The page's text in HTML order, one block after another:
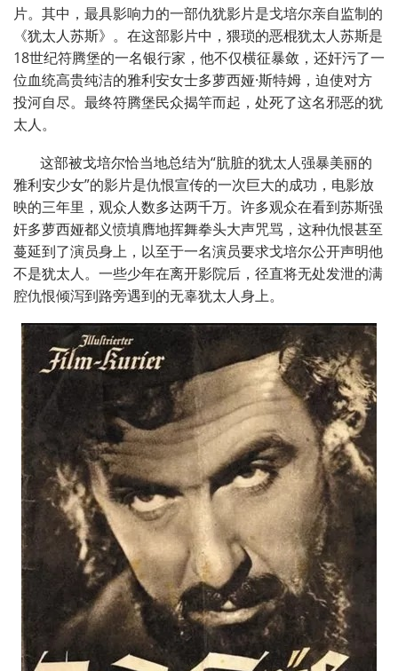
片。其中，最具影响力的一部仇犹影片是戈培尔亲自监制的
《犹太人苏斯》。在这部影片中，猥琐的恶棍犹太人苏斯是
18世纪符腾堡的一名银行家，他不仅横征暴敛，还奸污了一
位血统高贵纯洁的雅利安女士多萝西娅·斯特姆，迫使对方
投河自尽。最终符腾堡民众揭竿而起，处死了这名邪恶的犹
太人。
这部被戈培尔恰当地总结为“肮脏的犹太人强暴美丽的
雅利安少女”的影片是仇恨宣传的一次巨大的成功，电影放
映的三年里，观众人数多达两千万。许多观众在看到苏斯强
奸多萝西娅都义愤填膺地挥舞拳头大声咒骂，这种仇恨甚至
蔓延到了演员身上，以至于一名演员要求戈培尔公开声明他
不是犹太人。一些少年在离开影院后，径直将无处发泄的满
腔仇恨倾泻到路旁遇到的无辜犹太人身上。